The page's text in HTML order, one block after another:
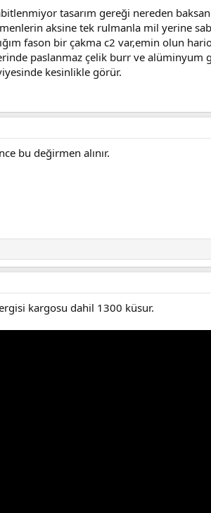
tasarım gereği nereden
aksine tek rulmanla mil yerine
fason bir çakma c2 var,emin olun
paslanmaz çelik burr ve
kesinlikle görür.
bu değirmen alınır.
kargosu dahil 1300 küsur.